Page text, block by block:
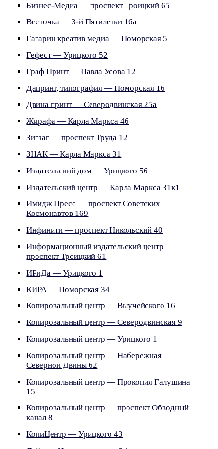
Бизнес-Медиа — проспект Троицкий 65
Весточка — 3-й Пятилетки 16а
Гагарин креатив медиа — Поморская 5
Гефест — Урицкого 52
Граф Принт — Павла Усова 12
Дапринт, типография — Поморская 16
Двина принт — Северодвинская 25а
Жирафа — Карла Маркса 46
Зигзаг — проспект Труда 12
ЗНАК — Карла Маркса 31
Издательский дом — Урицкого 56
Издательский центр — Карла Маркса 31к1
Имидж Пресс — проспект Советских
Космонавтов 169
Инфинити — проспект Никольский 40
Информационный издательский центр —
проспект Троицкий 61
ИРиДа — Урицкого 1
КИРА — Поморская 34
Копировальный центр — Выучейского 16
Копировальный центр — Северодвинская 9
Копировальный центр — Урицкого 1
Копировальный центр — Набережная
Северной Двины 62
Копировальный центр — Прокопия Галушина
15
Копировальный центр — проспект Обводный
канал 8
КопиЦентр — Урицкого 43